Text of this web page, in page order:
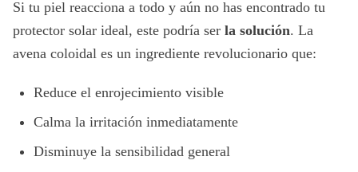
Si tu piel reacciona a todo y aún no has encontrado tu
protector solar ideal, este podría ser la solución. La
avena coloidal es un ingrediente revolucionario que:
Reduce el enrojecimiento visible
Calma la irritación inmediatamente
Disminuye la sensibilidad general